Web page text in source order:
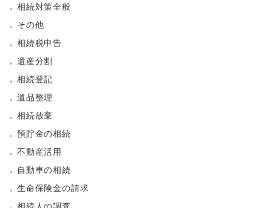
相続対策全般
その他
相続税申告
遺産分割
相続登記
遺品整理
相続放棄
預貯金の相続
不動産活用
自動車の相続
生命保険金の請求
相続人の調査